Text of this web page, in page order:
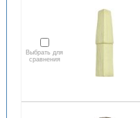
Выбрать для
сравнения